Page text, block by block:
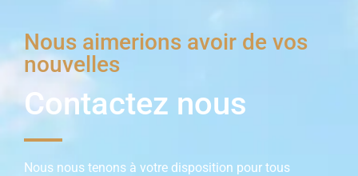
Nous aimerions avoir de vos
nouvelles
Contactez nous
Nous nous tenons à votre disposition pour tous